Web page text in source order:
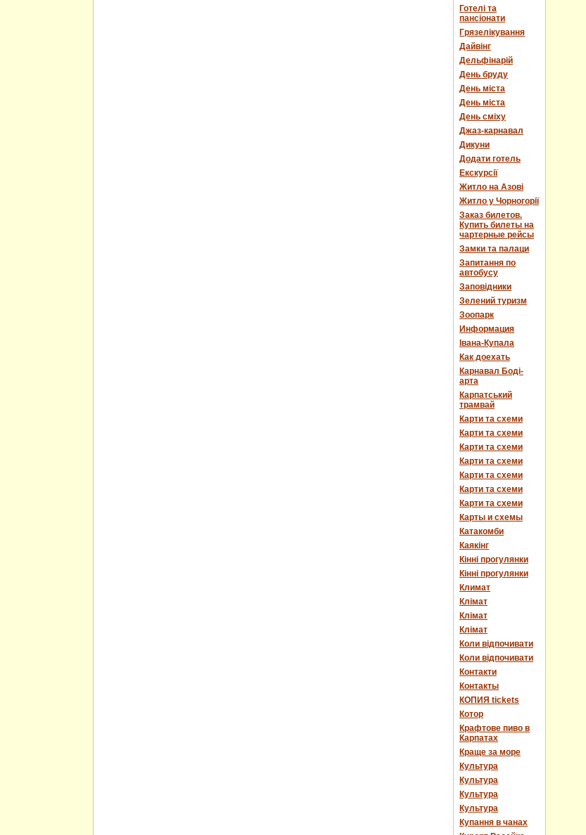
Готелі та
пансіонати
Грязелікування
Дайвінг
Дельфінарій
День бруду
День міста
День міста
День сміху
Джаз-карнавал
Дикуни
Додати готель
Екскурсії
Житло на Азові
Житло у Чорногорії
Заказ билетов.
Купить билеты на
чартерные рейсы
Замки та палаци
Запитання по
автобусу
Заповідники
Зелений туризм
Зоопарк
Информация
Івана-Купала
Как доехать
Карнавал Боді-
арта
Карпатський
трамвай
Карти та схеми
Карти та схеми
Карти та схеми
Карти та схеми
Карти та схеми
Карти та схеми
Карти та схеми
Карты и схемы
Катакомби
Каякінг
Кінні прогулянки
Кінні прогулянки
Климат
Клімат
Клімат
Клімат
Коли відпочивати
Коли відпочивати
Контакти
Контакты
КОПИЯ tickets
Котор
Крафтове пиво в
Карпатах
Краще за море
Культура
Культура
Культура
Культура
Купання в чанах